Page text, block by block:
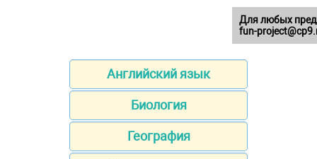
Английский язык
Биология
География
Для любых
fun-